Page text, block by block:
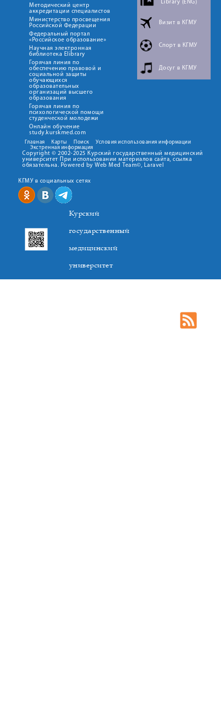
Методический центр
аккредитации специалистов
Министерство просвещения
Российской Федерации
Федеральный портал
«Российское образование»
Научная электронная
библиотека Elibrary
Горячая линия по
обеспечению правовой и
социальной защиты
обучающихся
образовательных
организаций высшего
образования
Горячая линия по
психологической помощи
студенческой молодежи
Онлайн обучение
study.kurskmed.com
Library (ENG)
Визит в КГМУ
Спорт в КГМУ
Досуг в КГМУ
Главная Карты Поиск
Условия использования информации
Экстренная информация
Copyright © 2002-2025 Курский государственный медицинский
университет При использовании материалов сайта, ссылка
обязательна. Powered by Web Med Team©, Laravel
КГМУ в социальных сетях
Курский
государственный
медицинский
университет